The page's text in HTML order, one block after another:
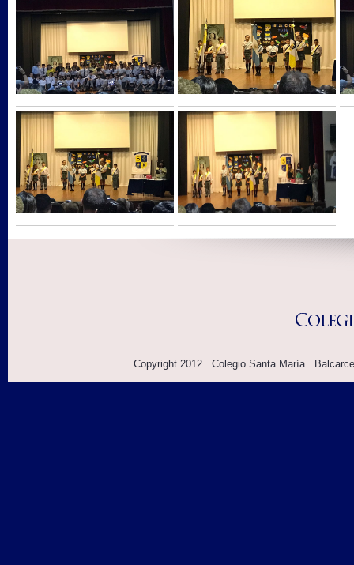
Copyright 2012 . Colegio Santa María .